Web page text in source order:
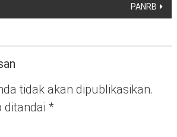
PANRB
tidak akan dipublikasikan.
ditandai *